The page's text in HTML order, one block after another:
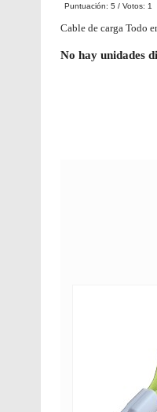
Puntuación: 5 / Votos: 1
Cable de carga Todo
No hay unidades